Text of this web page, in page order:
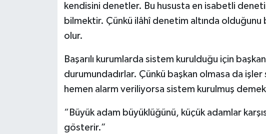
kendisini denetler. Bu hususta en isabetli
bilmektir. Çünkü ilâhî denetim altında olduğunu
olur.
Başarılı kurumlarda sistem kurulduğu için
durumundadırlar. Çünkü başkan olmasa da
hemen alarm veriliyorsa sistem kurulmuş
“Büyük adam büyüklüğünü, küçük adamlar
gösterir.”